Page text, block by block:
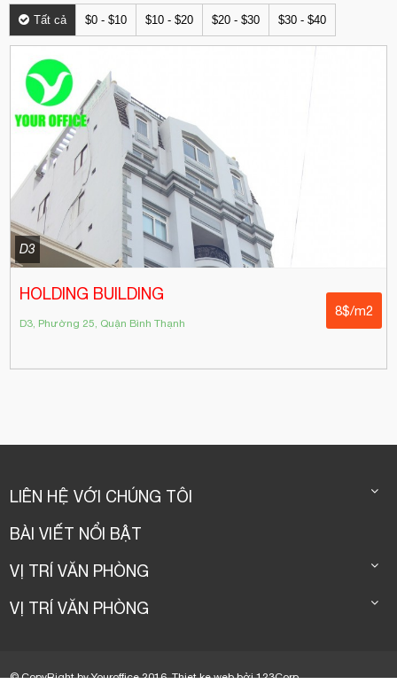
Tất cả $0 - $10 $10 - $20 $20 - $30 $30 - $40
D3
HOLDING BUILDING
D3, Phường 25, Quận Bình Thạnh
8$/m2
LIÊN HỆ VỚI CHÚNG TÔI
BÀI VIẾT NỔI BẬT
VỊ TRÍ VĂN PHÒNG
VỊ TRÍ VĂN PHÒNG
© CopyRight by Youroffice 2016.Thiet ke webbởi123Corp